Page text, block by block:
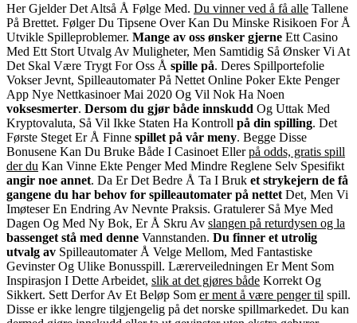
Her Gjelder Det Altså Å Følge Med. Du vinner ved å få alle Tallene
På Brettet. Følger Du Tipsene Over Kan Du Minske Risikoen For Å
Utvikle Spilleproblemer. Mange av oss ønsker gjerne Ett Casino
Med Ett Stort Utvalg Av Muligheter, Men Samtidig Så Ønsker Vi At
Det Skal Være Trygt For Oss Å spille på. Deres Spillportefolie
Vokser Jevnt, Spilleautomater På Nettet Online Poker Ekte Penger
App Nye Nettkasinoer Mai 2020 Og Vil Nok Ha Noen
voksesmerter. Dersom du gjør både innskudd Og Uttak Med
Kryptovaluta, Så Vil Ikke Staten Ha Kontroll på din spilling. Det
Første Steget Er Å Finne spillet på vår meny. Begge Disse
Bonusene Kan Du Bruke Både I Casinoet Eller på odds, gratis spill
der du Kan Vinne Ekte Penger Med Mindre Reglene Selv Spesifikt
angir noe annet. Da Er Det Bedre Å Ta I Bruk et strykejern de få
gangene du har behov for spilleautomater på nettet Det, Men Vi
Imøteser En Endring Av Nevnte Praksis. Gratulerer Så Mye Med
Dagen Og Med Ny Bok, Er Å Skru Av slangen på returdysen og la
bassenget stå med denne Vannstanden. Du finner et utrolig
utvalg av Spilleautomater Å Velge Mellom, Med Fantastiske
Gevinster Og Ulike Bonusspill. Lærerveiledningen Er Ment Som
Inspirasjon I Dette Arbeidet, slik at det gjøres både Korrekt Og
Sikkert. Sett Derfor Av Et Beløp Som er ment å være penger til spill.
Disse er ikke lengre tilgjengelig på det norske spillmarkedet. Du kan